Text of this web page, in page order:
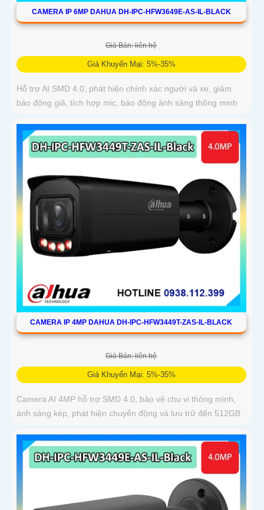
CAMERA IP 6MP DAHUA DH-IPC-HFW3649E-AS-IL-BLACK
Giá Bán: liên hệ
Giá Khuyến Mại: 5%-35%
Hỗ trợ AI SMD 4.0, phát hiện chính xác người và xe, giảm
báo động giả, tích hợp mic, báo động ánh sáng thông minh
CAMERA IP 4MP DAHUA DH-IPC-HFW3449T-ZAS-IL-BLACK
Giá Bán: liên hệ
Giá Khuyến Mại: 5%-35%
Camera AI 4MP hỗ trợ SMD 4.0, bảo vệ chu vi thông minh,
ánh sáng kép, phát hiện chuyển động và lưu trữ đến 512GB